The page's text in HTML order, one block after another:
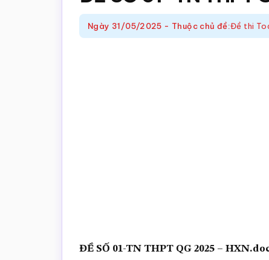
toán
Ngày 31/05/2025 - Thuộc chủ đề:Đề thi
ĐỀ SỐ 01-TN THPT QG 2025 –